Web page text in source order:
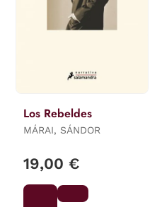
Los Rebeldes
MÁRAI, SÁNDOR
19,00 €